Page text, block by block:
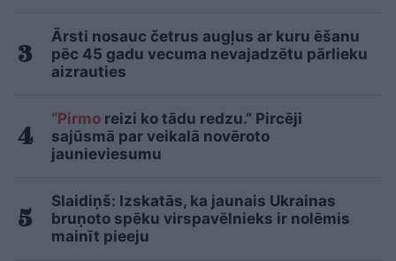
Ārsti nosauc četrus augļus ar kuru ēšanu
pēc 45 gadu vecuma nevajadzētu pārlieku
aizrauties
“Pirmo reizi ko tādu redzu.” Pircēji
sajūsmā par veikalā novēroto
jaunieviesumu
Slaidiņš: Izskatās, ka jaunais Ukrainas
bruņoto spēku virspavēlnieks ir nolēmis
mainīt pieeju